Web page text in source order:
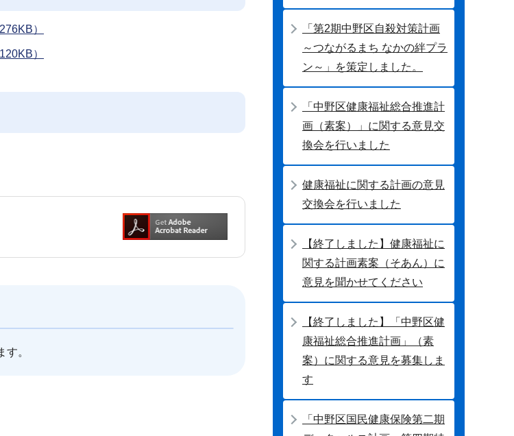
）
）
す。
「第2期中野区自殺対策計画
～つながるまち なかの絆プラ
ン～」を策定しました。
「中野区健康福祉総合推進計
画（素案）」に関する意見交
換会を行いました
健康福祉に関する計画の意見
交換会を行いました
【終了しました】健康福祉に
関する計画素案（そあん）に
意見を聞かせてください
【終了しました】「中野区健
康福祉総合推進計画」（素
案）に関する意見を募集しま
す
「中野区国民健康保険第二期